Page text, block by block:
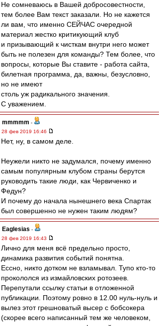
Не сомневаюсь в Вашей добросовестности,
тем более Вам текст заказали. Но не кажется
ли вам, что именно СЕЙЧАС очередной
материал жестко критикующий клуб
и призывающий к чисткам внутри него может
быть не полезен для команды? Тем более, что
вопросы, которые Вы ставите - работа сайта,
билетная программа, да, важны, безусловно,
но не имеют
столь уж радикального значения.
С уважением.
mmmmm -
28 фев 2019 16:46
Нет, ну, в самом деле.
Неужели никто не задумался, почему именно
самым популярным клубом страны берутся
руководить такие люди, как Червиченко и
Федун?
И почему до начала нынешнего века Спартак
был совершенно не нужен таким людям?
Eaglesias -
28 фев 2019 16:43
Лично для меня всё предельно просто,
динамика развития событий понятна.
Ессно, никто дотком не взламывал. Тупо кто-то
прокололся из измайловских ротозеев.
Перепутали ссылку статьи в отложенной
публикации. Поэтому ровно в 12.00 нуль-нуль и
вылез этот грешноватый высер с бобсокера
(скорее всего написанный тем же человеком,